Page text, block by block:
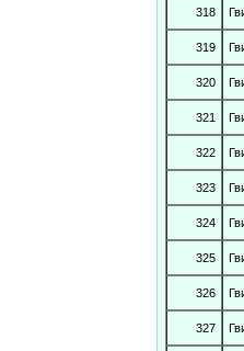
318
319
320
321
322
323
324
325
326
327